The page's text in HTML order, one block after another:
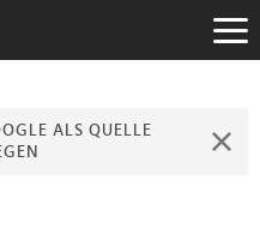
ALS QUELLE